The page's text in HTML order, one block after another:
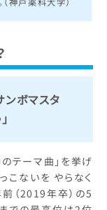
ボマスタ
テーマ曲」を挙げ
こないを やらなく
（2019年卒）の5